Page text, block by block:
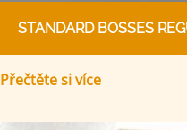
STANDARD BOSSES
Přečtěte si více